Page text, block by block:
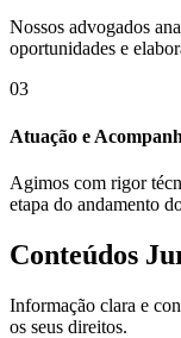
Nossos advogados
oportunidades e
03
Atuação e
Agimos com rigor
etapa do andamento
Conteúdos
Informação clara e
os seus direitos.